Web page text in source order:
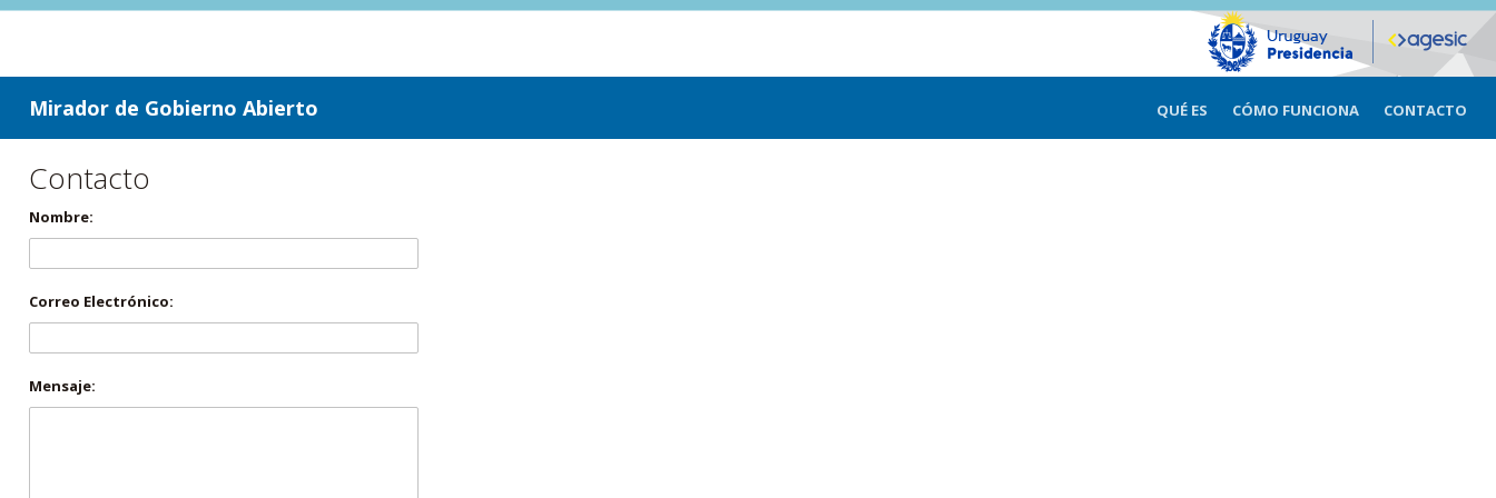
ir a contenido
ir al menú
Mirador de Gobierno Abierto QUÉ ES CÓMO FUNCIONA CONTACTO
Contacto
Nombre:
Correo Electrónico:
Mensaje: